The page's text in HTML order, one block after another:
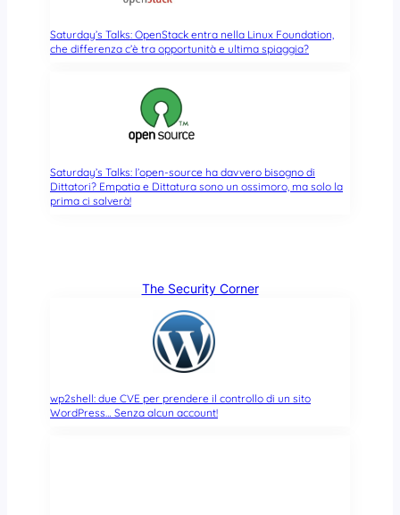
Saturday’s Talks: OpenStack entra nella Linux Foundation,
che differenza c’è tra opportunità e ultima spiaggia?
Saturday’s Talks: l’open-source ha davvero bisogno di
Dittatori? Empatia e Dittatura sono un ossimoro, ma solo la
prima ci salverà!
The Security Corner
wp2shell: due CVE per prendere il controllo di un sito
WordPress… Senza alcun account!